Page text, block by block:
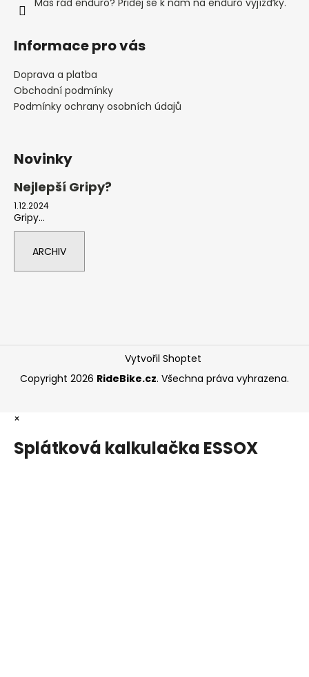
Informace pro vás
Doprava a platba
Obchodní podmínky
Podmínky ochrany osobních údajů
Novinky
Nejlepší Gripy?
1.12.2024
Gripy...
ARCHIV
Vytvořil Shoptet
Copyright 2026 RideBike.cz. Všechna práva vyhrazena.
×
Splátková kalkulačka ESSOX